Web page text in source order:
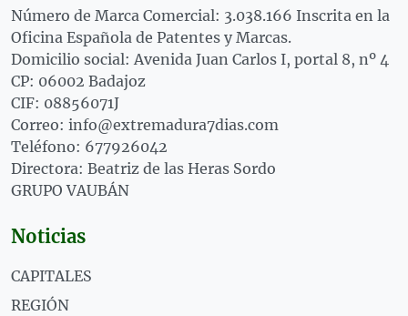
Número de Marca Comercial: 3.038.166 Inscrita en la
Oficina Española de Patentes y Marcas.
Domicilio social: Avenida Juan Carlos I, portal 8, nº 4
CP: 06002 Badajoz
CIF: 08856071J
Correo: info@extremadura7dias.com
Teléfono: 677926042
Directora: Beatriz de las Heras Sordo
GRUPO VAUBÁN
Noticias
CAPITALES
REGIÓN